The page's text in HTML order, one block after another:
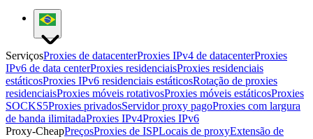
ServiçosProxies de datacenterProxies IPv4 de datacenterProxies
IPv6 de data centerProxies residenciaisProxies residenciais
estáticosProxies IPv6 residenciais estáticosRotação de proxies
residenciaisProxies móveis rotativosProxies móveis estáticosProxies
SOCKS5Proxies privadosServidor proxy pagoProxies com largura
de banda ilimitadaProxies IPv4Proxies IPv6
Proxy-CheapPreçosProxies de ISPLocais de proxyExtensão de